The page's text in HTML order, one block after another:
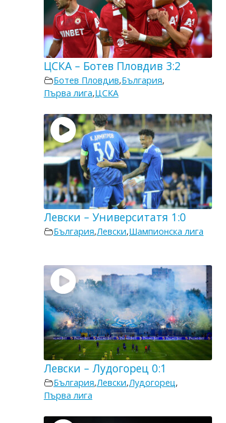
ЦСКА – Ботев Пловдив 3:2
Ботев Пловдив,България,
Първа лига,ЦСКА
Левски – Университатя 1:0
България,Левски,Шампионска лига
Левски – Лудогорец 0:1
България,Левски,Лудогорец,
Първа лига